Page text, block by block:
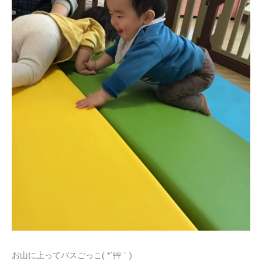
お山に上ってバスごっこ( *´艸｀)